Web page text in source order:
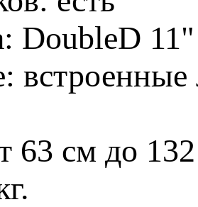
DoubleD
63 см до